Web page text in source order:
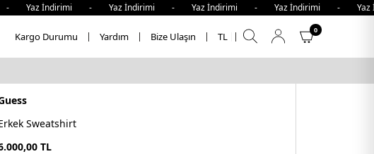
İndirimi - Yaz İndirimi - Yaz İndirimi - Yaz İndirimi -
Kargo Durumu Yardım Bize Ulaşın TL
0
Sweatshirt
TL